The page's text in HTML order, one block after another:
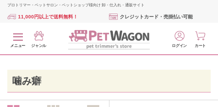
プロトリマー・ペットサロン・ペットショップ様向け 卸・仕入れ・通販サイト
11,000円以上で送料無料！ クレジットカード・売掛払い可能
メニュー ジャンル ログイン カート
噛み癖